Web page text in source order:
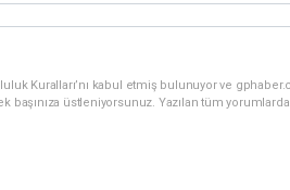
Kuralları’nı kabul etmiş bulunuyor ve
başınıza üstleniyorsunuz. Yazılan tüm